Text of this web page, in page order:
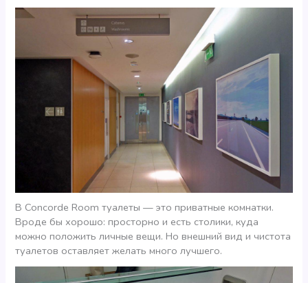
В Concorde Room туалеты — это приватные комнатки.
Вроде бы хорошо: просторно и есть столики, куда
можно положить личные вещи. Но внешний вид и чистота
туалетов оставляет желать много лучшего.